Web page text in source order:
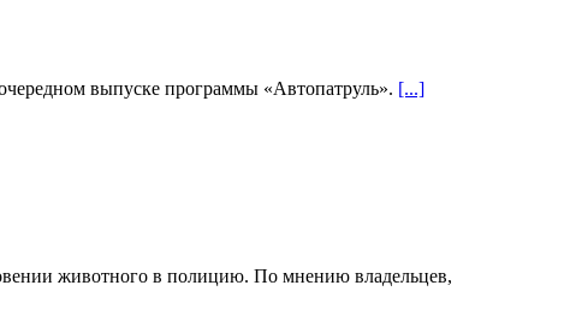
выпуске программы «Автопатруль». [...]
животного в полицию. По мнению владельцев,